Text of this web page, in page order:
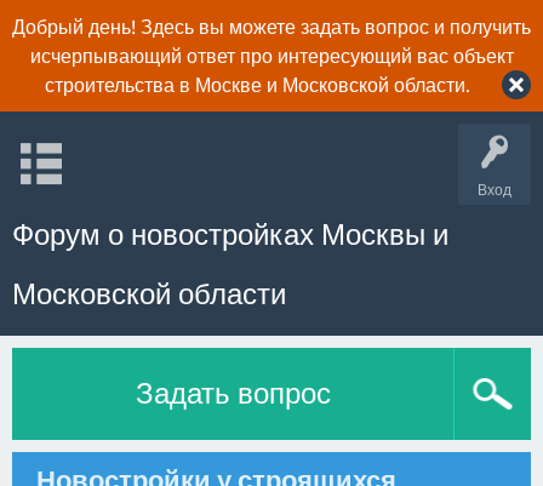
Добрый день! Здесь вы можете задать вопрос и получить
исчерпывающий ответ про интересующий вас объект
строительства в Москве и Московской области.
Вход
Форум о новостройках Москвы и
Московской области
Задать вопрос
Новостройки у строящихся